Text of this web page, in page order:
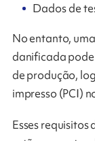
Dados de
No entanto,
danificada
de produção,
impresso (PCI)
Esses